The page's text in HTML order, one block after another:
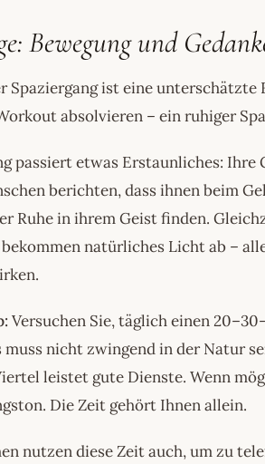
Bewegung und
Spaziergang ist eine unterschätzte
absolvieren – ein ruhiger
passiert etwas Erstaunliches:
berichten, dass ihnen beim
Ruhe in ihrem Geist finden.
natürliches Licht ab –
Versuchen Sie, täglich einen
muss nicht zwingend in der Natur
leistet gute Dienste. Wenn
Die Zeit gehört Ihnen allein.
nutzen diese Zeit auch, um zu